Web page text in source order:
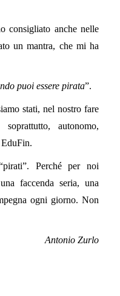
consigliato anche nelle
un mantra, che mi ha
puoi essere pirata”.
stati, nel nostro fare
autonomo,
Perché per noi
faccenda seria, una
ogni giorno. Non
Antonio Zurlo